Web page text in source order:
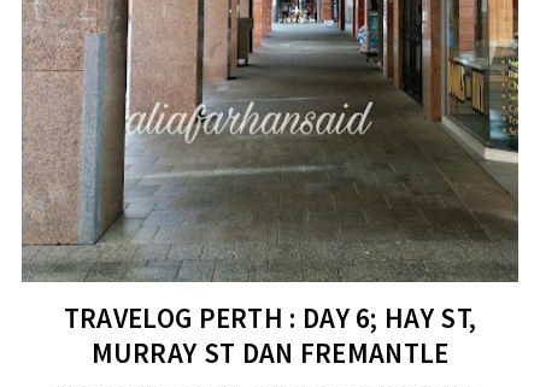
TRAVELOG PERTH : DAY 6; HAY ST,
MURRAY ST DAN FREMANTLE